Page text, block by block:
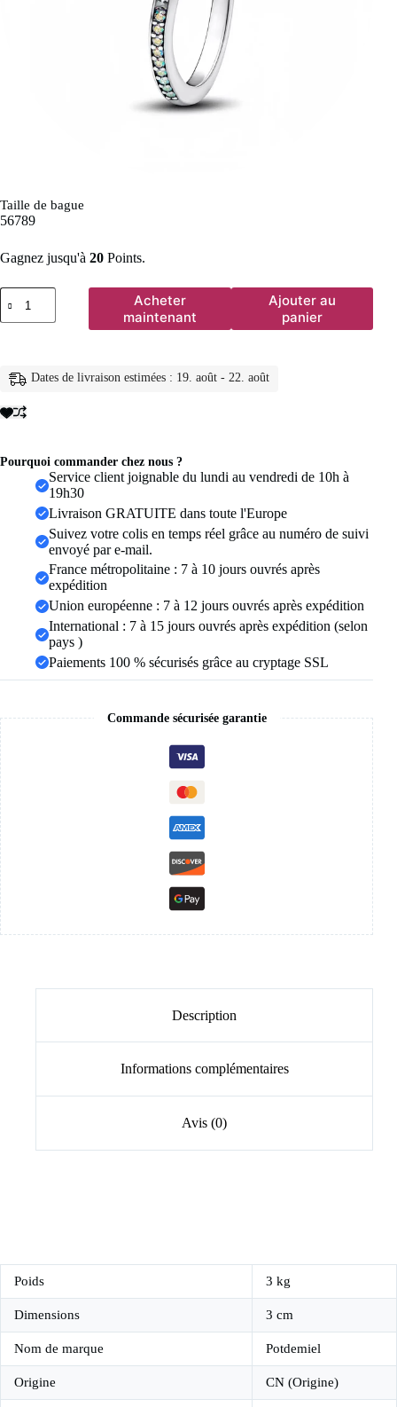
Taille de bague
56789
Gagnez jusqu'à 20 Points.
quantité
de
Bague
sterling
de
Princesse,
coquille,
couronne,
accessoires
bijouterie
Acheter
maintenant
Ajouter au
panier
Dates de livraison estimées : 19. août - 22. août
Pourquoi commander chez nous ?
Service client joignable du lundi au vendredi de 10h à
19h30
Livraison GRATUITE dans toute l'Europe
Suivez votre colis en temps réel grâce au numéro de suivi
envoyé par e-mail.
France métropolitaine : 7 à 10 jours ouvrés après
expédition
Union européenne : 7 à 12 jours ouvrés après expédition
International : 7 à 15 jours ouvrés après expédition (selon
pays )
Paiements 100 % sécurisés grâce au cryptage SSL
Commande sécurisée garantie
Description
Informations complémentaires
Avis (0)
Poids 3 kg
Dimensions 3 cm
Nom de marque Potdemiel
Origine CN (Origine)